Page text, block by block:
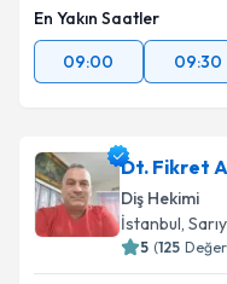
En Yakın Saatler
09:00
09:30
Dt. Fikret
Diş Hekimi
İstanbul,
5 (125